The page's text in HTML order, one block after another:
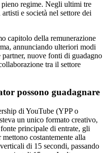
regime. Negli ultimi tre
e società nel settore dei
capitolo della remunerazione
annunciando ulteriori modi
nuove fonti di guadagno
tra il settore
possono guadagnare
di YouTube (YPP o
un unico formato creativo,
principale di entrate, gli
costantemente alla
di 15 secondi, passando